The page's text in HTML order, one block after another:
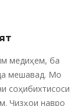
медиҳем, ба
мешавад. Мо
соҳибихтисоси
Чизҳои навро